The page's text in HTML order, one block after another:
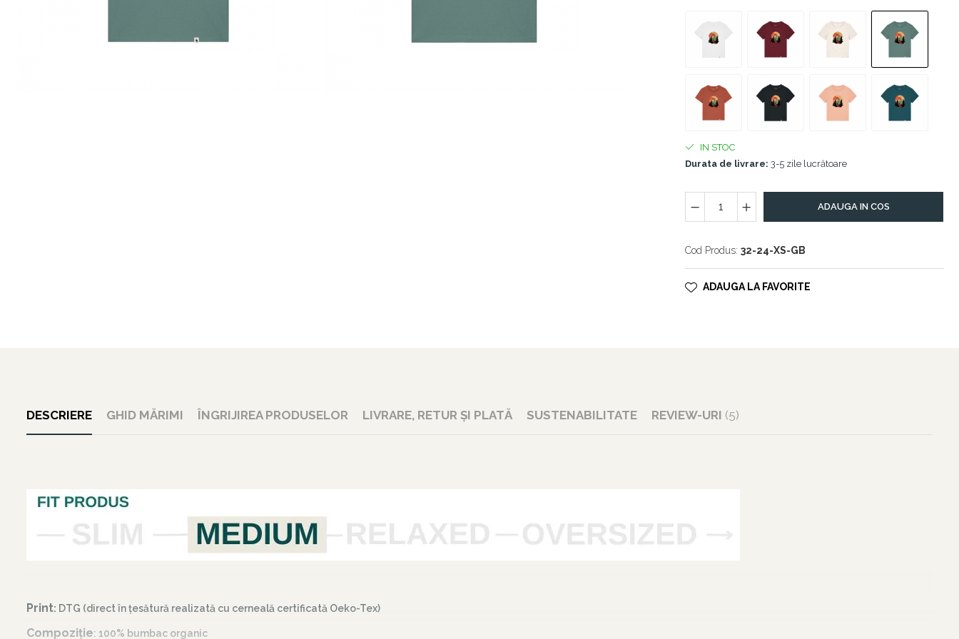
IN STOC
Durata de livrare: 3-5 zile lucrătoare
ADAUGA IN COS
Cod Produs: 32-24-XS-GB
ADAUGA LA FAVORITE
DESCRIERE GHID MĂRIMI ÎNGRIJIREA PRODUSELOR LIVRARE, RETUR ȘI PLATĂ SUSTENABILITATE REVIEW-URI (5)
Print: DTG (direct în țesătură realizată cu cerneală certificată Oeko-Tex)
Compoziție: 100% bumbac organic